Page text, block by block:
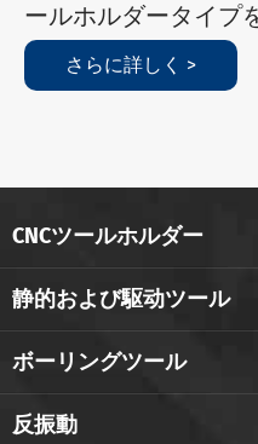
ールホルダータイプ
さらに詳しく >
CNCツールホルダー
静的および駆动ツール
ボーリングツール
反振動